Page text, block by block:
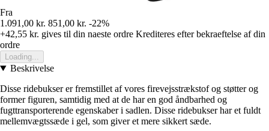
Fra
1.091,00 kr. 851,00 kr. -22%
+42,55 kr. gives til din naeste ordre Krediteres efter bekraeftelse af din
ordre
Loading...
Beskrivelse
Disse ridebukser er fremstillet af vores firevejsstrækstof og støtter og
former figuren, samtidig med at de har en god åndbarhed og
fugttransporterende egenskaber i sadlen. Disse ridebukser har et fuldt
mellemvægtssæde i gel, som giver et mere sikkert sæde.